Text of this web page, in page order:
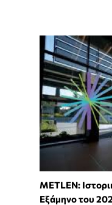
METLEN:
Εξάμηνο του